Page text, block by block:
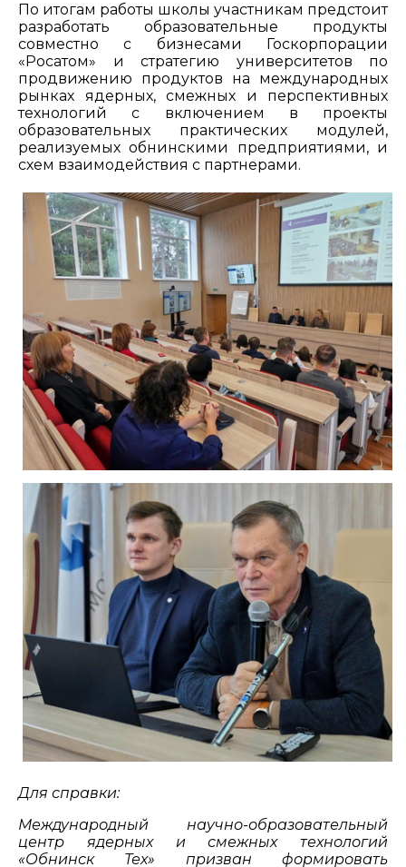
По итогам работы школы участникам предстоит
разработать образовательные продукты
совместно с бизнесами Госкорпорации
«Росатом» и стратегию университетов по
продвижению продуктов на международных
рынках ядерных, смежных и перспективных
технологий с включением в проекты
образовательных практических модулей,
реализуемых обнинскими предприятиями, и
схем взаимодействия с партнерами.
Для справки:
Международный научно-образовательный
центр ядерных и смежных технологий
«Обнинск Тех» призван формировать